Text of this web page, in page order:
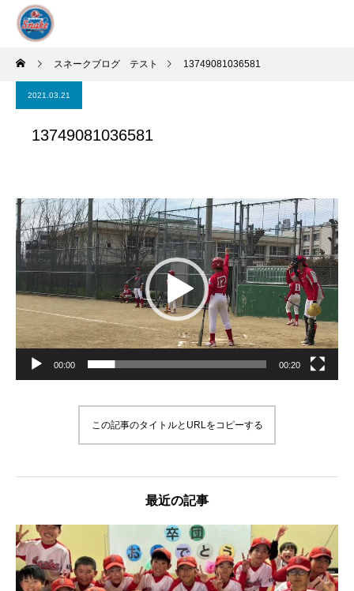
スネークブログ テスト 13749081036581
2021.03.21
13749081036581
動
画
プ
レ
ー
ヤ
ー
00:00 00:20
この記事のタイトルとURLをコピーする
最近の記事